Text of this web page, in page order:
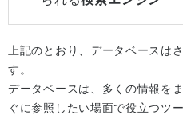
上記のとおり、データベースは
す。
データベースは、多くの情報を
ぐに参照したい場面で役立つツ